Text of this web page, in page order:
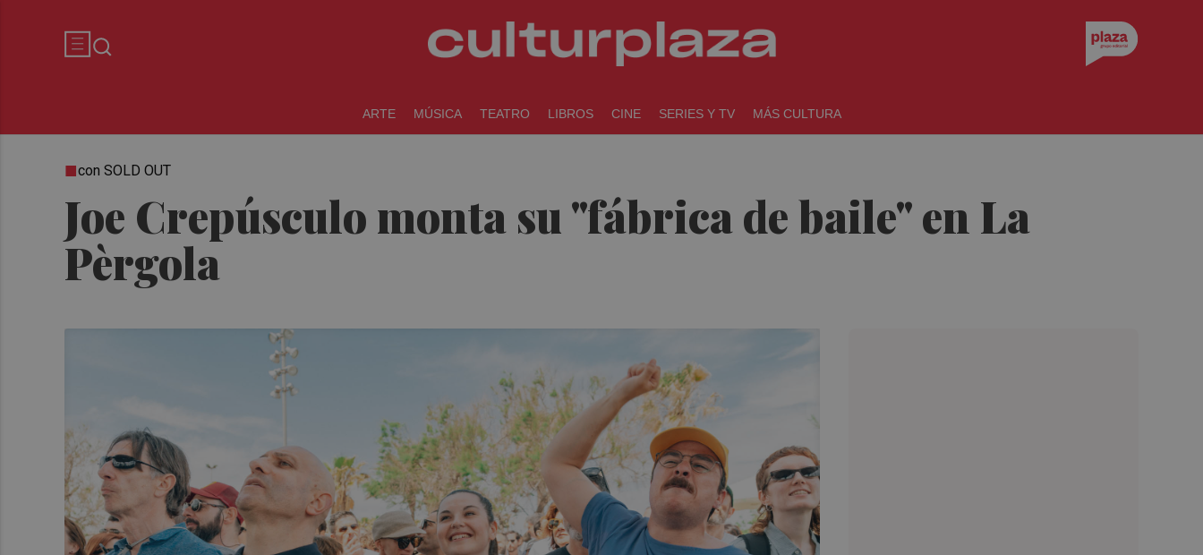
ARTE MÚSICA TEATRO LIBROS CINE SERIES Y TV MÁS CULTURA
Joe Crepúsculo monta su "fábrica de baile" en La
Pèrgola
con SOLD OUT